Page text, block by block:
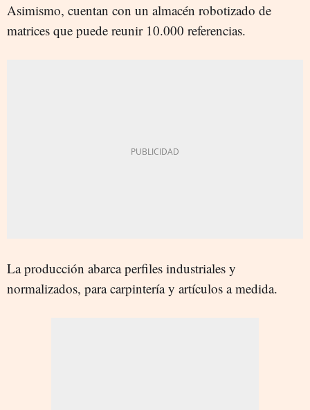
Asimismo, cuentan con un almacén robotizado de
matrices que puede reunir 10.000 referencias.
La producción abarca perfiles industriales y
normalizados, para carpintería y artículos a medida.